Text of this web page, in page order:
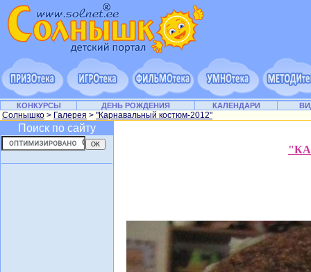
КОНКУРСЫ ДЕНЬ РОЖДЕНИЯ КАЛЕНДАРИ
Солнышко > Галерея > "Карнавальный костюм-2012"
Поиск по сайту